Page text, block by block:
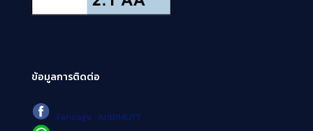
ข้อมูลการติดต่อ
Fanpage : AritRMUTT